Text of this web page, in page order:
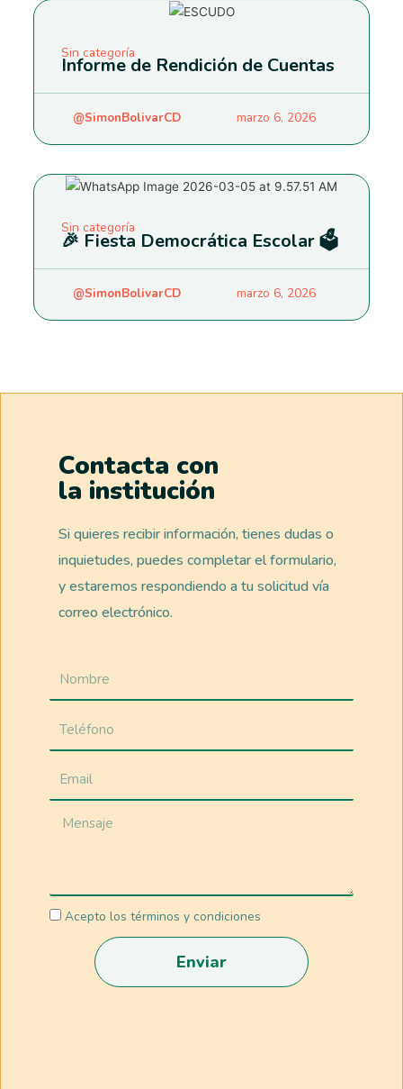
Sin categoría
Informe de Rendición de Cuentas
@SimonBolivarCD marzo 6, 2026
Sin categoría
🎉 Fiesta Democrática Escolar 🗳️
@SimonBolivarCD marzo 6, 2026
Contacta con
la institución
Si quieres recibir información, tienes dudas o
inquietudes, puedes completar el formulario,
y estaremos respondiendo a tu solicitud vía
correo electrónico.
Acepto los términos y condiciones
Enviar